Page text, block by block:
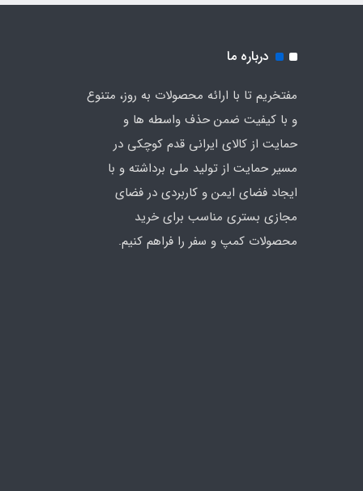
درباره ما
مفتخریم تا با ارائه محصولات به روز، متنوع
و با کیفیت ضمن حذف واسطه ها و
حمایت از کالای ایرانی قدم کوچکی در
مسیر حمایت از تولید ملی برداشته و با
ایجاد فضای ایمن و کاربردی در فضای
مجازی بستری مناسب برای خرید
محصولات کمپ و سفر را فراهم کنیم.